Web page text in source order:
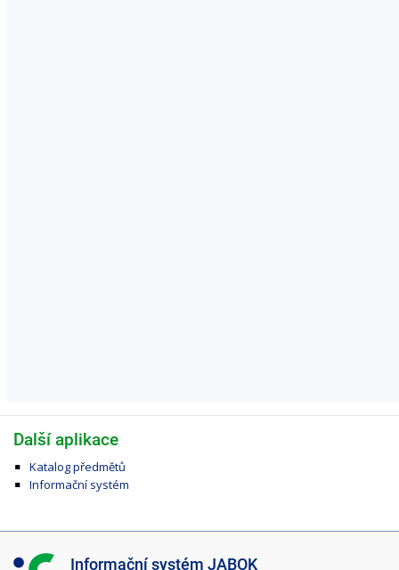
Další aplikace
Katalog předmětů
Informační systém
I Informační systém JABOK